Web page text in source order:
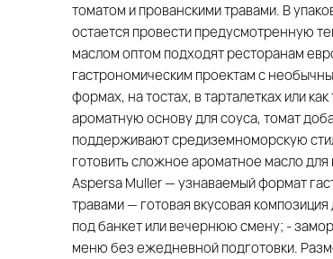
томатом и прованскими травами. В
остается провести предусмотренную
маслом оптом подходят ресторанам
гастрономическим проектам с
формах, на тостах, в тарталетках или
ароматную основу для соуса, томат
поддерживают средиземноморскую
готовить сложное ароматное масло
Aspersa Muller — узнаваемый формат
травами — готовая вкусовая
под банкет или вечернюю смену; -
меню без ежедневной подготовки.